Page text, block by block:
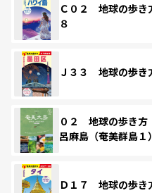
Ｃ０２ 地球の歩
８
Ｊ３３ 地球の歩
０２ 地球の歩き
呂麻島（奄美群島
Ｄ１７ 地球の歩